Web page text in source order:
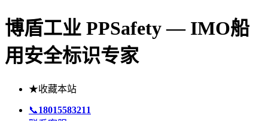
博盾工业 PPSafety — IMO船
用安全标识专家
★收藏本站
📞18015583211